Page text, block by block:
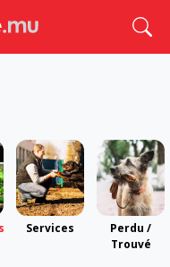
Services
Perdu /
Trouvé